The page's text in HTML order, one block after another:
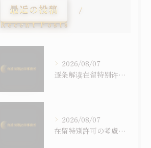
最近の投稿
Recent Posts
2026/08/07
逐条解读在留特别许可之考量事由｜令和6年施行之入管法50条5项与主张之构筑
2026/08/07
在留特別許可の考慮事情を逐条で読む｜令和6年施行の入管法50条5項と主張の組み立て方